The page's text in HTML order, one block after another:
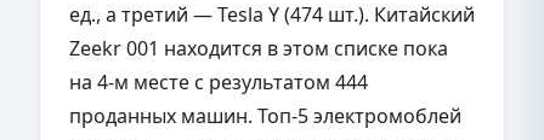
ед., а третий — Tesla Y (474 шт.). Китайский
Zeekr 001 находится в этом списке пока
на 4-м месте с результатом 444
проданных машин. Топ-5 электромоблей